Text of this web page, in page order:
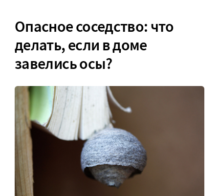
Опасное соседство: что
делать, если в доме
завелись осы?